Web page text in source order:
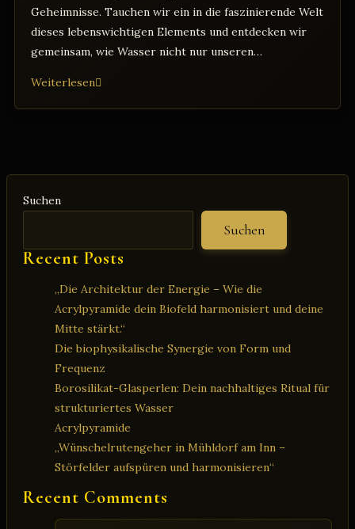
Geheimnisse. Tauchen wir ein in die faszinierende Welt
dieses lebenswichtigen Elements und entdecken wir
gemeinsam, wie Wasser nicht nur unseren…
WeiterlesenDie
Suchen
Suchen
Recent Posts
„Die Architektur der Energie – Wie die
Acrylpyramide dein Biofeld harmonisiert und deine
Mitte stärkt.“
Die biophysikalische Synergie von Form und
Frequenz
Borosilikat-Glasperlen: Dein nachhaltiges Ritual für
strukturiertes Wasser
Acrylpyramide
„Wünschelrutengeher in Mühldorf am Inn –
Störfelder aufspüren und harmonisieren“
Recent Comments